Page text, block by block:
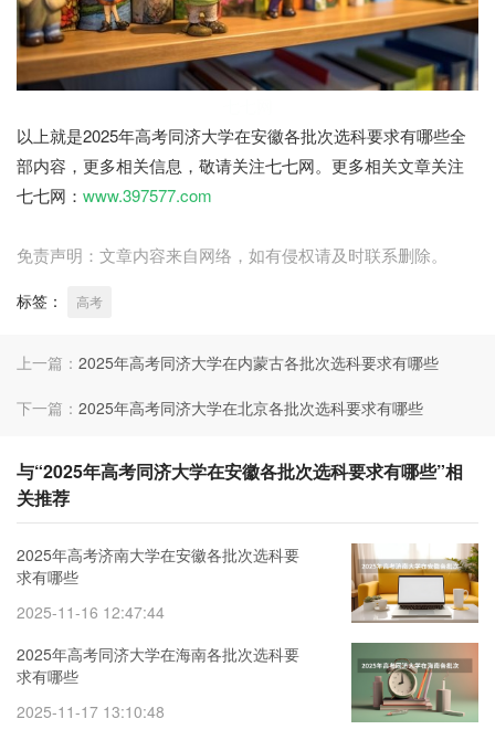
以上就是2025年高考同济大学在安徽各批次选科要求有哪些全
部内容，更多相关信息，敬请关注七七网。更多相关文章关注
七七网： www.397577.com
免责声明：文章内容来自网络，如有侵权请及时联系删除。
标签： 高考
上一篇： 2025年高考同济大学在内蒙古各批次选科要求有哪些
下一篇： 2025年高考同济大学在北京各批次选科要求有哪些
与“2025年高考同济大学在安徽各批次选科要求有哪些”相
关推荐
2025年高考济南大学在安徽各批次选科要
求有哪些
2025-11-16 12:47:44
2025年高考同济大学在海南各批次选科要
求有哪些
2025-11-17 13:10:48